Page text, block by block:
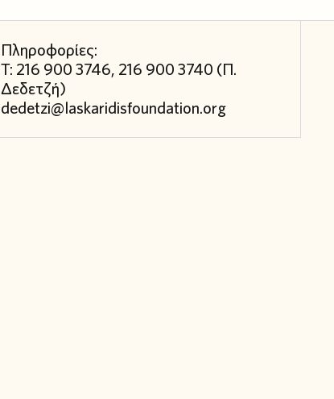
Πληροφορίες:
T: 216 900 3746, 216 900 3740 (Π.
Δεδετζή)
dedetzi@laskaridisfoundation.org